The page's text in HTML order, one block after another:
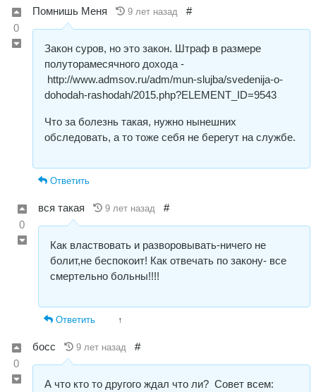
0
Пoмнишь Меня 9 лет назад #
Закон суров, но это закон. Штраф в размере
полуторамесячного дохода -
http://www.admsov.ru/adm/mun-slujba/svedenija-o-
dohodah-rashodah/2015.php?ELEMENT_ID=9543
Что за болезнь такая, нужно нынешних
обследовать, а то тоже себя не берегут на службе.
Ответить
0
вся такая 9 лет назад #
Как властвовать и разворовывать-ничего не
болит,не беспокоит! Как отвечать по закону- все
смертельно больны!!!!
Ответить ↑
0
босс 9 лет назад #
А что кто то другого ждал что ли? Совет всем: